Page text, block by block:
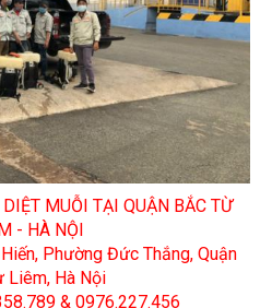
MUỖI TẠI QUẬN BẮC TỪ
- HÀ NỘI
Phường Đức Thắng, Quận
Liêm, Hà Nội
& 0976.227.456
muỗi quận Bắc Từ